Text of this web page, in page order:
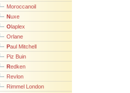
Moroccanoil
Nuxe
Olaplex
Orlane
Paul Mitchell
Piz Buin
Redken
Revlon
Rimmel London